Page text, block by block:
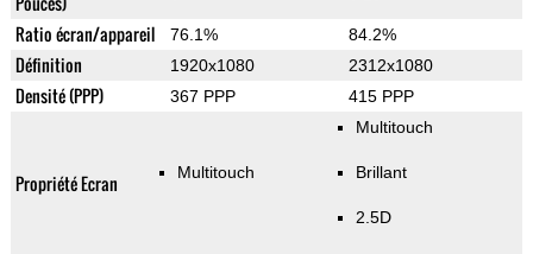
Ratio écran/appareil 76.1% 84.2%
Définition 1920x1080 2312x1080
Densité (PPP) 367 PPP 415 PPP
Propriété Ecran Multitouch
Multitouch
Brillant
2.5D